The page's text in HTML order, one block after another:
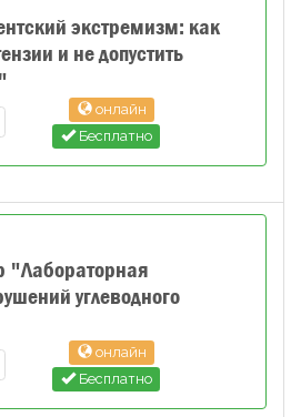
экстремизм: как
и не допустить
онлайн
Бесплатно
"Лабораторная
углеводного
онлайн
Бесплатно